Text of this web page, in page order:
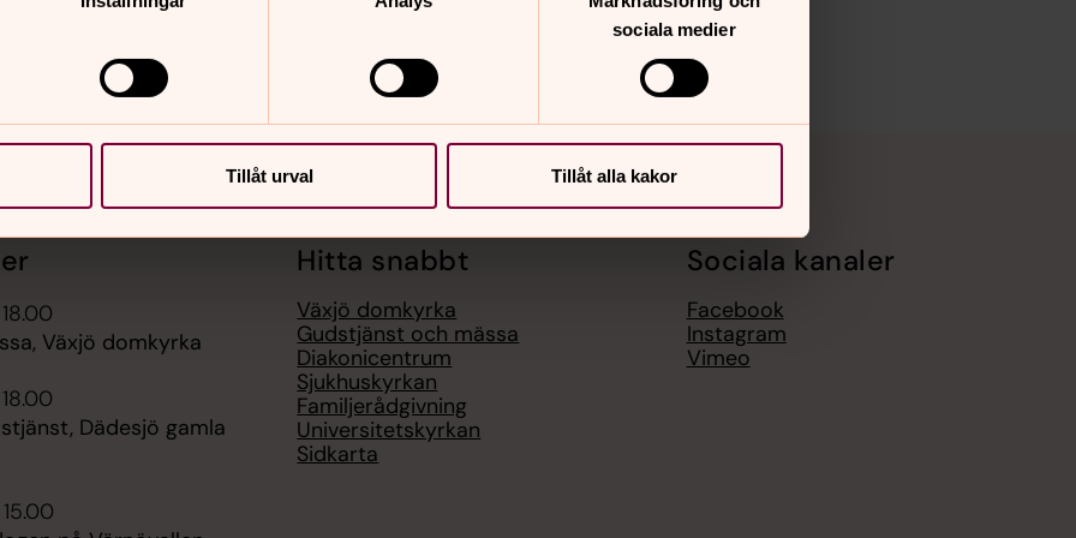
sociala medier
Tillåt urval Tillåt alla kakor
Växjö domkyrka
Dädesjö gamla
Hitta snabbt
Växjö domkyrka
Gudstjänst och mässa
Diakonicentrum
Sjukhuskyrkan
Familjerådgivning
Universitetskyrkan
Sidkarta
Sociala kanaler
Facebook
Instagram
Vimeo